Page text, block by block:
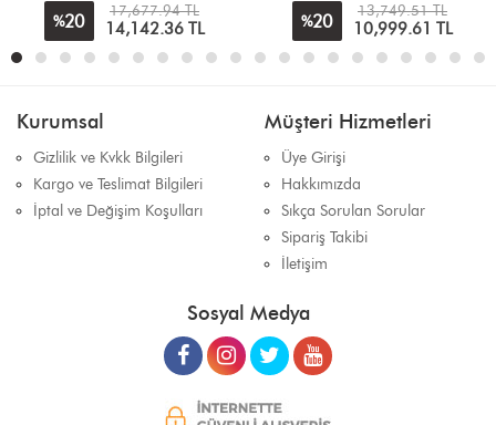
%20
17,677.94 TL
14,142.36TL %20
13,749.51 TL
10,999.61 TL
Kurumsal
Gizlilik ve Kvkk Bilgileri
Kargo ve Teslimat Bilgileri
İptal ve Değişim Koşulları
Müşteri Hizmetleri
Üye Girişi
Hakkımızda
Sıkça Sorulan Sorular
Sipariş Takibi
İletişim
Sosyal Medya